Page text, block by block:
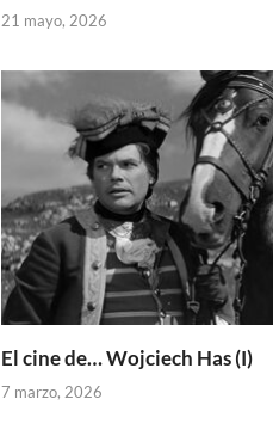
21 mayo, 2026
El cine de… Wojciech Has (I)
7 marzo, 2026